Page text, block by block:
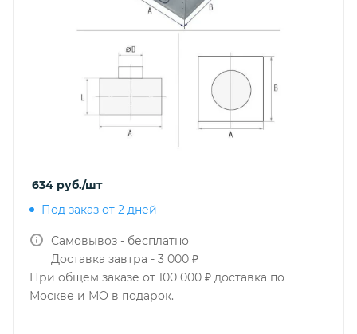
634 руб./шт
Под заказ от 2 дней
Самовывоз - бесплатно
Доставка завтра - 3 000 ₽
При общем заказе от 100 000 ₽ доставка по
Москве и МО в подарок.